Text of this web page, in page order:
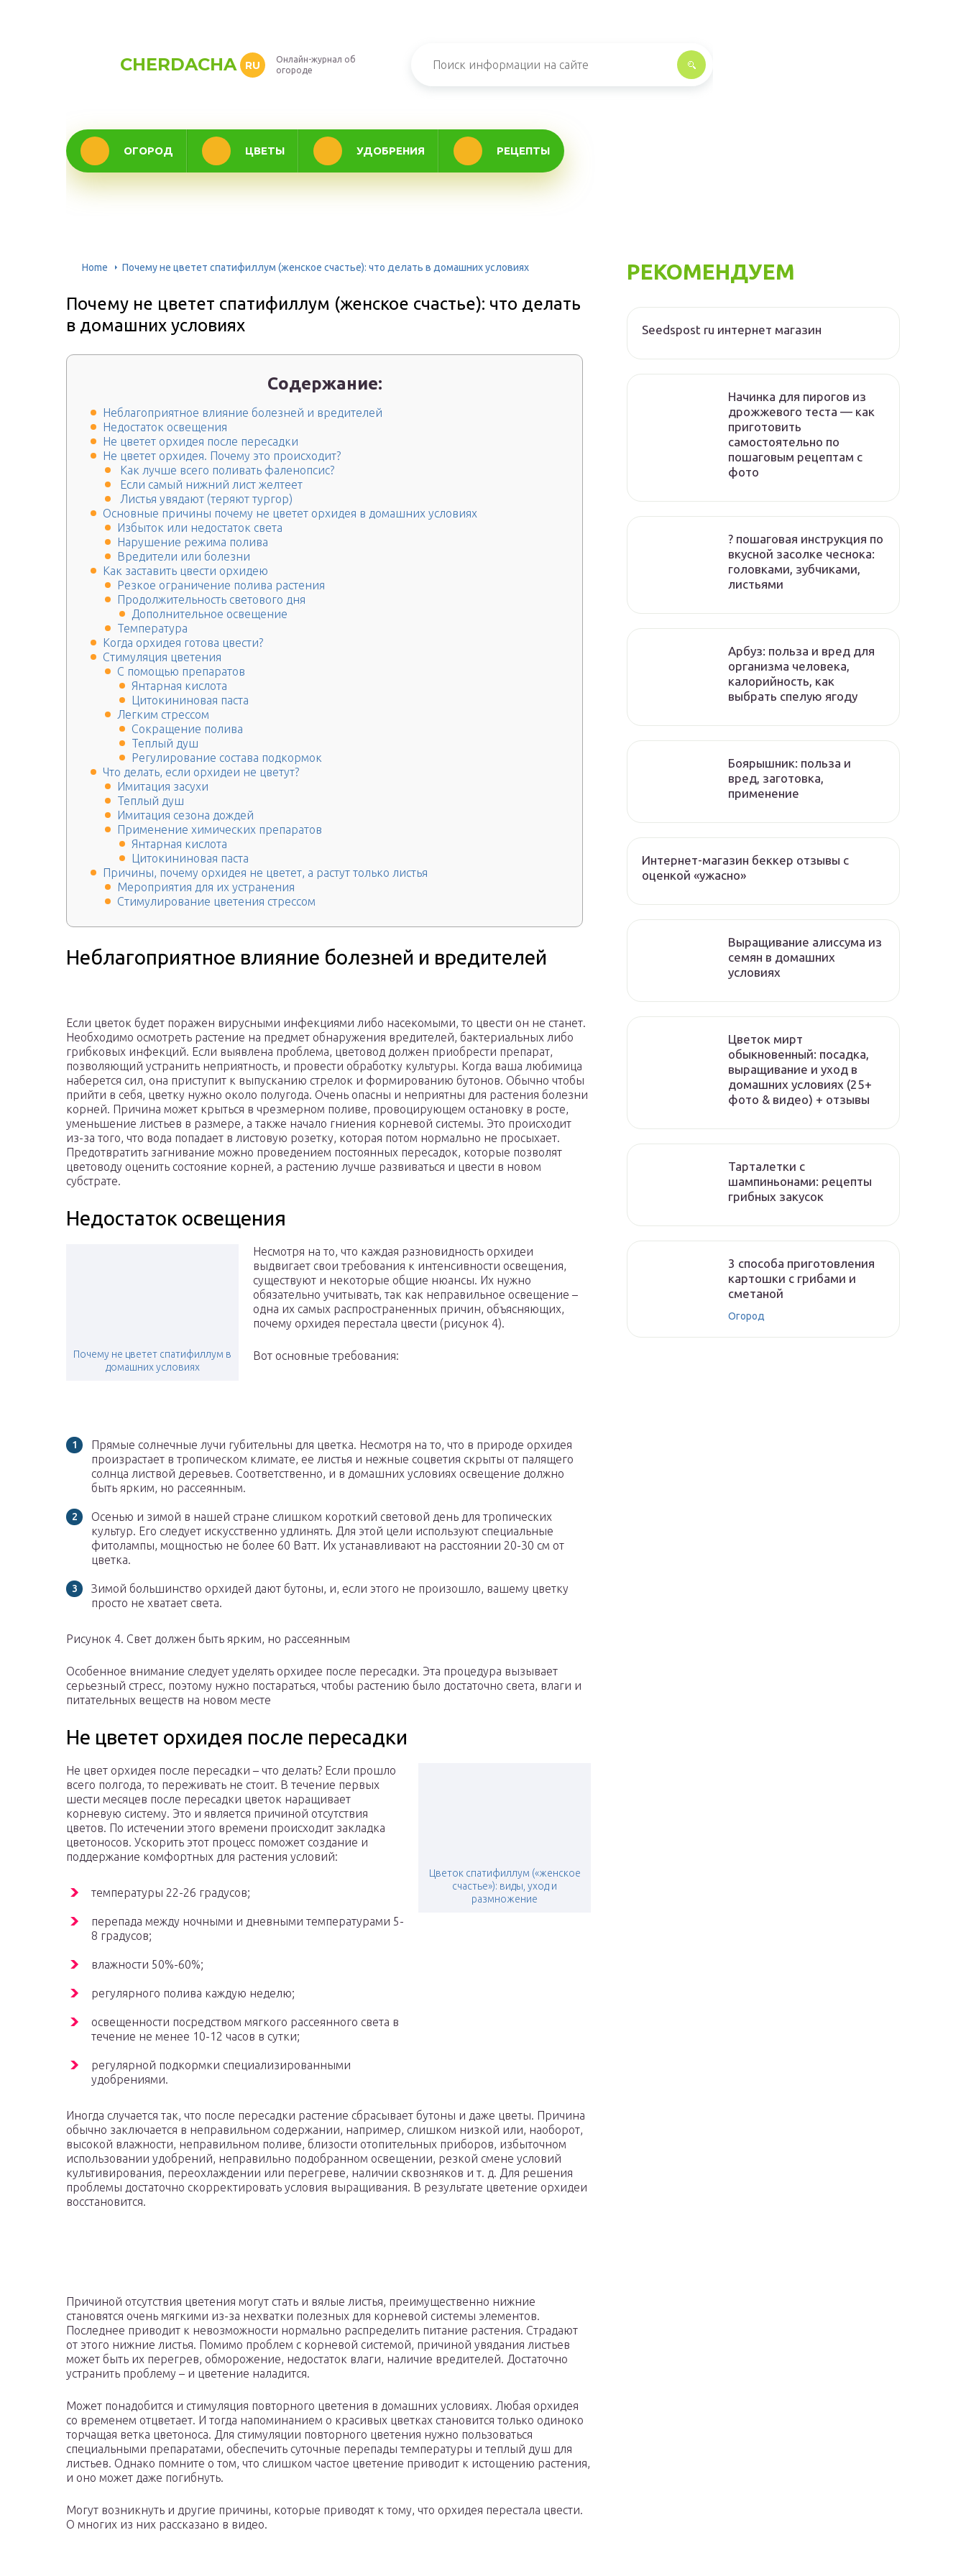
CHERDACHA RU
Онлайн-журнал об
огороде
ОГОРОД ЦВЕТЫ УДОБРЕНИЯ РЕЦЕПТЫ
Home Почему не цветет спатифиллум (женское счастье): что делать в домашних условиях
Почему не цветет спатифиллум (женское счастье): что делать
в домашних условиях
Содержание:
Неблагоприятное влияние болезней и вредителей
Недостаток освещения
Не цветет орхидея после пересадки
Не цветет орхидея. Почему это происходит?
Как лучше всего поливать фаленопсис?
Если самый нижний лист желтеет
Листья увядают (теряют тургор)
Основные причины почему не цветет орхидея в домашних условиях
Избыток или недостаток света
Нарушение режима полива
Вредители или болезни
Как заставить цвести орхидею
Резкое ограничение полива растения
Продолжительность светового дня
Дополнительное освещение
Температура
Когда орхидея готова цвести?
Стимуляция цветения
С помощью препаратов
Янтарная кислота
Цитокининовая паста
Легким стрессом
Сокращение полива
Теплый душ
Регулирование состава подкормок
Что делать, если орхидеи не цветут?
Имитация засухи
Теплый душ
Имитация сезона дождей
Применение химических препаратов
Янтарная кислота
Цитокининовая паста
Причины, почему орхидея не цветет, а растут только листья
Мероприятия для их устранения
Стимулирование цветения стрессом
Неблагоприятное влияние болезней и вредителей
Если цветок будет поражен вирусными инфекциями либо насекомыми, то цвести он не станет.
Необходимо осмотреть растение на предмет обнаружения вредителей, бактериальных либо
грибковых инфекций. Если выявлена проблема, цветовод должен приобрести препарат,
позволяющий устранить неприятность, и провести обработку культуры. Когда ваша любимица
наберется сил, она приступит к выпусканию стрелок и формированию бутонов. Обычно чтобы
прийти в себя, цветку нужно около полугода. Очень опасны и неприятны для растения болезни
корней. Причина может крыться в чрезмерном поливе, провоцирующем остановку в росте,
уменьшение листьев в размере, а также начало гниения корневой системы. Это происходит
из-за того, что вода попадает в листовую розетку, которая потом нормально не просыхает.
Предотвратить загнивание можно проведением постоянных пересадок, которые позволят
цветоводу оценить состояние корней, а растению лучше развиваться и цвести в новом
субстрате.
Недостаток освещения
Почему не цветет спатифиллум в
домашних условиях
Несмотря на то, что каждая разновидность орхидеи
выдвигает свои требования к интенсивности освещения,
существуют и некоторые общие нюансы. Их нужно
обязательно учитывать, так как неправильное освещение –
одна их самых распространенных причин, объясняющих,
почему орхидея перестала цвести (рисунок 4).
Вот основные требования:
Прямые солнечные лучи губительны для цветка. Несмотря на то, что в природе орхидея
произрастает в тропическом климате, ее листья и нежные соцветия скрыты от палящего
солнца листвой деревьев. Соответственно, и в домашних условиях освещение должно
быть ярким, но рассеянным.
Осенью и зимой в нашей стране слишком короткий световой день для тропических
культур. Его следует искусственно удлинять. Для этой цели используют специальные
фитолампы, мощностью не более 60 Ватт. Их устанавливают на расстоянии 20-30 см от
цветка.
Зимой большинство орхидей дают бутоны, и, если этого не произошло, вашему цветку
просто не хватает света.
Рисунок 4. Свет должен быть ярким, но рассеянным
Особенное внимание следует уделять орхидее после пересадки. Эта процедура вызывает
серьезный стресс, поэтому нужно постараться, чтобы растению было достаточно света, влаги и
питательных веществ на новом месте
Не цветет орхидея после пересадки
Цветок спатифиллум («женское
счастье»): виды, уход и
размножение
Не цвет орхидея после пересадки – что делать? Если прошло
всего полгода, то переживать не стоит. В течение первых
шести месяцев после пересадки цветок наращивает
корневую систему. Это и является причиной отсутствия
цветов. По истечении этого времени происходит закладка
цветоносов. Ускорить этот процесс поможет создание и
поддержание комфортных для растения условий:
температуры 22-26 градусов;
перепада между ночными и дневными температурами 5-
8 градусов;
влажности 50%-60%;
регулярного полива каждую неделю;
освещенности посредством мягкого рассеянного света в
течение не менее 10-12 часов в сутки;
регулярной подкормки специализированными
удобрениями.
Иногда случается так, что после пересадки растение сбрасывает бутоны и даже цветы. Причина
обычно заключается в неправильном содержании, например, слишком низкой или, наоборот,
высокой влажности, неправильном поливе, близости отопительных приборов, избыточном
использовании удобрений, неправильно подобранном освещении, резкой смене условий
культивирования, переохлаждении или перегреве, наличии сквозняков и т. д. Для решения
проблемы достаточно скорректировать условия выращивания. В результате цветение орхидеи
восстановится.
Причиной отсутствия цветения могут стать и вялые листья, преимущественно нижние
становятся очень мягкими из-за нехватки полезных для корневой системы элементов.
Последнее приводит к невозможности нормально распределить питание растения. Страдают
от этого нижние листья. Помимо проблем с корневой системой, причиной увядания листьев
может быть их перегрев, обморожение, недостаток влаги, наличие вредителей. Достаточно
устранить проблему – и цветение наладится.
Может понадобится и стимуляция повторного цветения в домашних условиях. Любая орхидея
со временем отцветает. И тогда напоминанием о красивых цветках становится только одиноко
торчащая ветка цветоноса. Для стимуляции повторного цветения нужно пользоваться
специальными препаратами, обеспечить суточные перепады температуры и теплый душ для
листьев. Однако помните о том, что слишком частое цветение приводит к истощению растения,
и оно может даже погибнуть.
Могут возникнуть и другие причины, которые приводят к тому, что орхидея перестала цвести.
О многих из них рассказано в видео.
РЕКОМЕНДУЕМ
Seedspost ru интернет магазин
Начинка для пирогов из
дрожжевого теста — как
приготовить
самостоятельно по
пошаговым рецептам с
фото
? пошаговая инструкция по
вкусной засолке чеснока:
головками, зубчиками,
листьями
Арбуз: польза и вред для
организма человека,
калорийность, как
выбрать спелую ягоду
Боярышник: польза и
вред, заготовка,
применение
Интернет-магазин беккер отзывы с
оценкой «ужасно»
Выращивание алиссума из
семян в домашних
условиях
Цветок мирт
обыкновенный: посадка,
выращивание и уход в
домашних условиях (25+
фото & видео) + отзывы
Тарталетки с
шампиньонами: рецепты
грибных закусок
3 способа приготовления
картошки с грибами и
сметаной
Огород